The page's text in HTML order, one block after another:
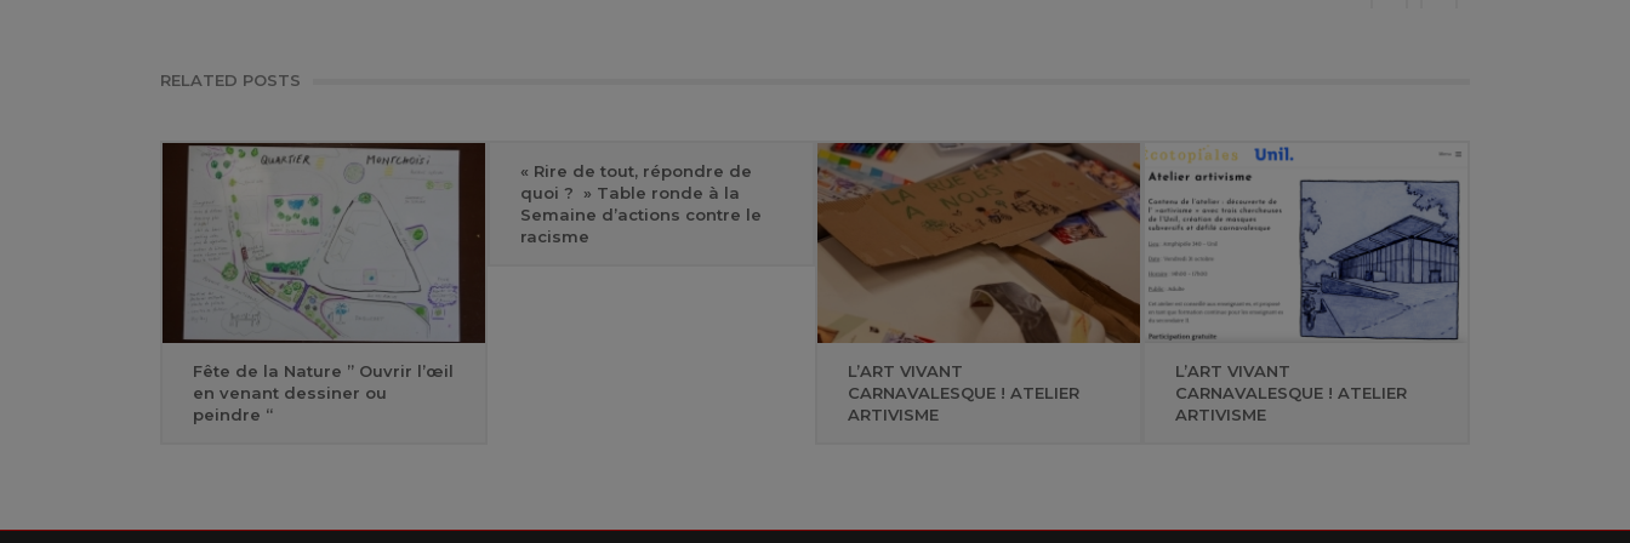
RELATED POSTS
Fête de la Nature ” Ouvrir l’œil
en venant dessiner ou
peindre “
« Rire de tout, répondre de
quoi ? » Table ronde à la
Semaine d’actions contre le
racisme
L’ART VIVANT
CARNAVALESQUE ! ATELIER
ARTIVISME
L’ART VIVANT
CARNAVALESQUE ! ATELIER
ARTIVISME